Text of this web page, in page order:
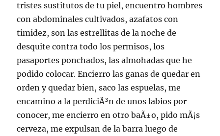
tristes sustitutos de tu piel, encuentro hombres
con abdominales cultivados, azafatos con
timidez, son las estrellitas de la noche de
desquite contra todo los permisos, los
pasaportes ponchados, las almohadas que he
podido colocar. Encierro las ganas de quedar en
orden y quedar bien, saco las espuelas, me
encamino a la perdiciÃ³n de unos labios por
conocer, me encierro en otro baÃ±o, pido mÃ¡s
cerveza, me expulsan de la barra luego de